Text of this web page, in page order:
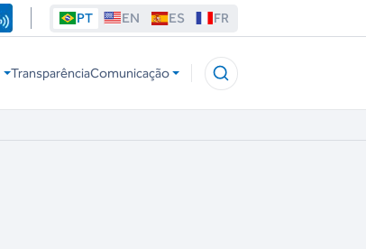
PT EN ES FR
TransparênciaComunicação